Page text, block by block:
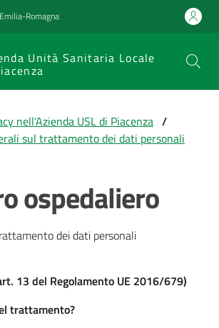
Romagna
Unità Sanitaria Locale
nell’Azienda USL di Piacenza /
sul trattamento dei dati personali
ospedaliero
dei dati personali
13 del Regolamento UE 2016/679)
trattamento?